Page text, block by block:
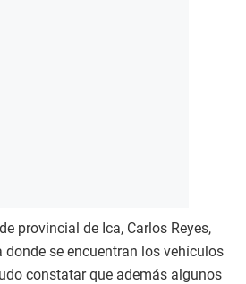
provincial de Ica, Carlos Reyes,
se encuentran los vehículos
constatar que además algunos